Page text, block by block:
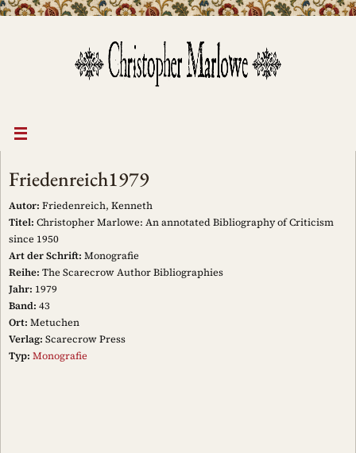
Friedenreich1979
Autor: Friedenreich, Kenneth
Titel: Christopher Marlowe: An annotated Bibliography of Criticism
since 1950
Art der Schrift: Monografie
Reihe: The Scarecrow Author Bibliographies
Jahr: 1979
Band: 43
Ort: Metuchen
Verlag: Scarecrow Press
Typ: Monografie